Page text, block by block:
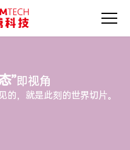
”即视角
的，就是此刻的世界切片。